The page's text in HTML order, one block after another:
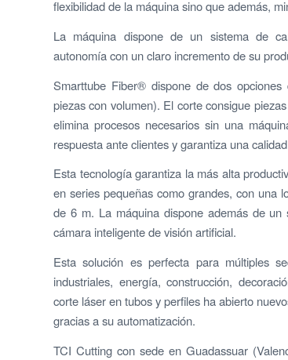
flexibilidad de la máquina sino que además,
La máquina dispone de un sistema de
autonomía con un claro incremento de su
Smarttube Fiber® dispone de dos
piezas con volumen). El corte consigue
elimina procesos necesarios sin una
respuesta ante clientes y garantiza una
Esta tecnología garantiza la más alta
en series pequeñas como grandes, con
de 6 m. La máquina dispone además de
cámara inteligente de visión artificial.
Esta solución es perfecta para múltiples
industriales, energía, construcción,
corte láser en tubos y perfiles ha abierto
gracias a su automatización.
TCI Cutting con sede en Guadassuar